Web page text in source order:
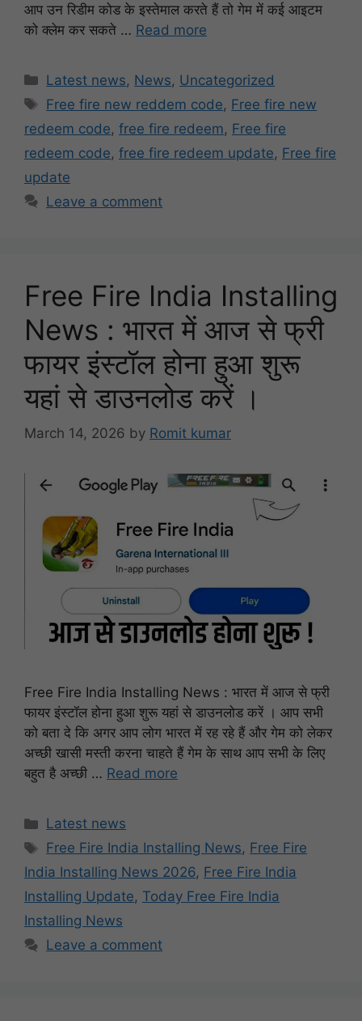
आप उन रिडीम कोड के इस्तेमाल करते हैं तो गेम में कई आइटम
को क्लेम कर सकते … Read more
Categories
Latest news, News, Uncategorized
Tags
Free fire new reddem code, Free fire new
redeem code, free fire redeem, Free fire
redeem code, free fire redeem update, Free fire
update
Leave a comment
Free Fire India Installing
News : भारत में आज से फ्री
फायर इंस्टॉल होना हुआ शुरू
यहां से डाउनलोड करें ।
March 14, 2026 by Romit kumar
Free Fire India Installing News : भारत में आज से फ्री
फायर इंस्टॉल होना हुआ शुरू यहां से डाउनलोड करें । आप सभी
को बता दे कि अगर आप लोग भारत में रह रहे हैं और गेम को लेकर
अच्छी खासी मस्ती करना चाहते हैं गेम के साथ आप सभी के लिए
बहुत है अच्छी … Read more
Categories
Latest news
Tags
Free Fire India Installing News, Free Fire
India Installing News 2026, Free Fire India
Installing Update, Today Free Fire India
Installing News
Leave a comment